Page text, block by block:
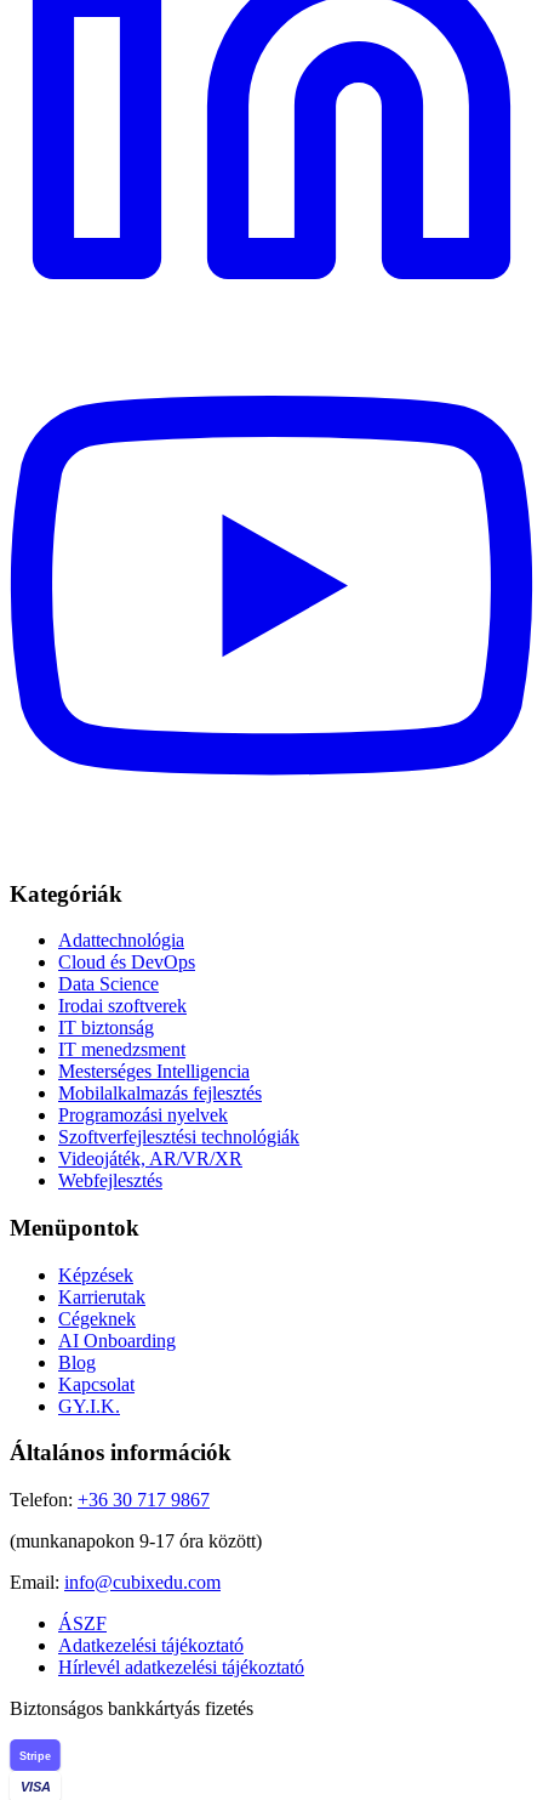
Kategóriák
Adattechnológia
Cloud és DevOps
Data Science
Irodai szoftverek
IT biztonság
IT menedzsment
Mesterséges Intelligencia
Mobilalkalmazás fejlesztés
Programozási nyelvek
Szoftverfejlesztési technológiák
Videojáték, AR/VR/XR
Webfejlesztés
Menüpontok
Képzések
Karrierutak
Cégeknek
AI Onboarding
Blog
Kapcsolat
GY.I.K.
Általános információk
Telefon: +36 30 717 9867
(munkanapokon 9-17 óra között)
Email: info@cubixedu.com
ÁSZF
Adatkezelési tájékoztató
Hírlevél adatkezelési tájékoztató
Biztonságos bankkártyás fizetés
Stripe
VISA